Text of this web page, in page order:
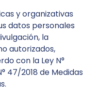
y organizativas
datos personales
la
autorizados,
con la Ley N°
47/2018 de Medidas